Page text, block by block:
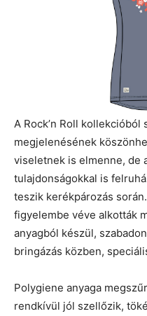
A Rock’n Roll
megjelenésének
viseletnek is elmenne, de
tulajdonságokkal is
teszik kerékpározás
figyelembe véve alkották
anyagból készül,
bringázás közben,
Polygiene anyaga
rendkívül jól szellőzik,